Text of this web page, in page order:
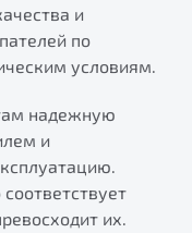
и
по
условиям.
надежную
и
их.